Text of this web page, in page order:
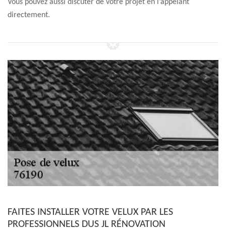
Vous pouvez aussi discuter de votre projet en l’appelant
directement.
FAITES INSTALLER VOTRE VELUX PAR LES
PROFESSIONNELS DUS JL RÉNOVATION